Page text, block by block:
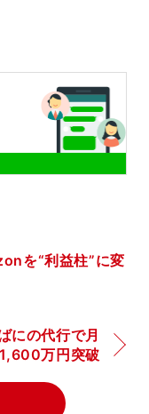
を“利益柱”に変
にの代行で月
万円突破